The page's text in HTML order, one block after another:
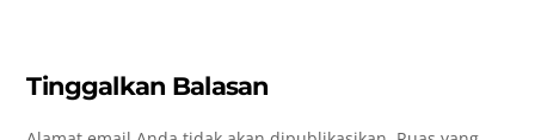
Tinggalkan Balasan